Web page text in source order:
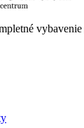
vybavenie